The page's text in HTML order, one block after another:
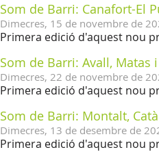
Som de Barri: Canafort-El
Dimecres, 15 de novembre de
Primera edició d'aquest nou
Som de Barri: Avall, Matas
Dimecres, 22 de novembre de
Primera edició d'aquest nou
Som de Barri: Montalt,
Dimecres, 13 de desembre de
Primera edició d'aquest nou